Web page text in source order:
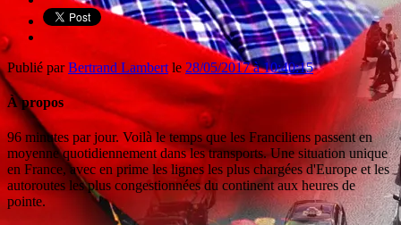
Publié parBertrand Lambert le 28/05/2017 à 10:40:15
À propos
96 minutes par jour. Voilà le temps que les Franciliens passent en
moyenne quotidiennement dans les transports. Une situation unique
en France, avec en prime les lignes les plus chargées d'Europe et les
autoroutes les plus congestionnées du continent aux heures de
pointe.